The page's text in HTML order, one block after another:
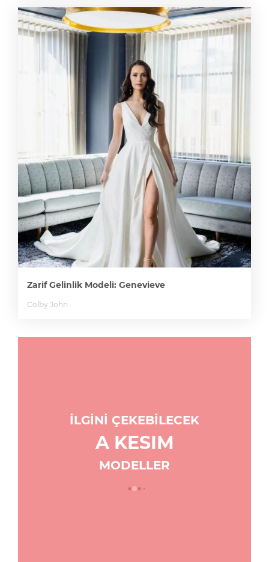
Zarif Gelinlik Modeli: Genevieve
Colby John
İLGİNİ ÇEKEBİLECEK
A KESIM
MODELLER